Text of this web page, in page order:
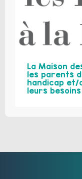
La Maison
les parents
handicap et/
leurs